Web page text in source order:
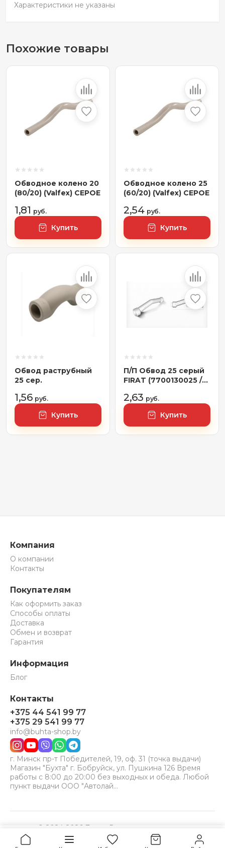
Характеристики не указаны
Похожие товары
Обводное колено 20
(80/20) (Valfex) СЕРОЕ
1,81 руб.
Купить
Обводное колено 25
(60/20) (Valfex) СЕРОЕ
2,54 руб.
Купить
Обвод раструбный
25 сер.
1,56 руб.
Купить
П/П Обвод 25 серый
FIRAT (7700130025 /
2,63 руб.
Купить
4,84 Купить
Компания
О компании
Контакты
Покупателям
Как оформить заказ
Способы оплаты
Доставка
Обмен и возврат
Гарантия
Информация
Блог
Контакты
+375 44 541 99 77
+375 29 541 99 77
info@buhta-shop.by
г. Минск пр-т Победителей, 19, оф. 31 (точка выдачи)
Магазин "Бухта" г. Бобруйск, ул. Пушкина 126 Время
работы с 8:00 до 20:00 без выходных и обеда. Любой
пункт выдачи ООО "Автолай…
© 2024-2026 Бухта. Все права защищены.
Принимаем к оплате:
VISA BELCARD